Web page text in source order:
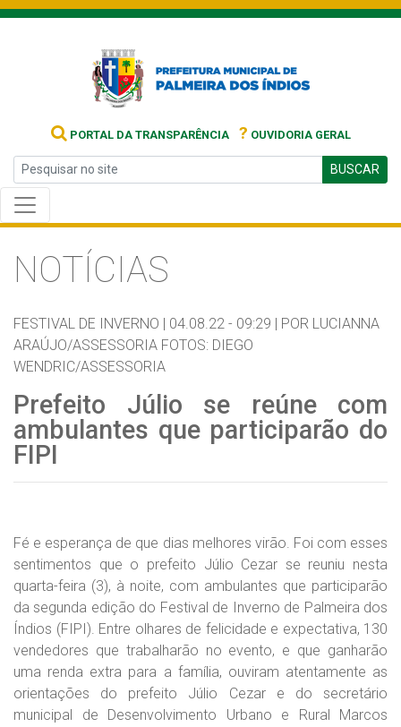
PORTAL DA TRANSPARÊNCIA ? OUVIDORIA GERAL
BUSCAR
NOTÍCIAS
FESTIVAL DE INVERNO | 04.08.22 - 09:29 | POR LUCIANNA
ARAÚJO/ASSESSORIA FOTOS: DIEGO
WENDRIC/ASSESSORIA
Prefeito Júlio se reúne com
ambulantes que participarão do
FIPI
Fé e esperança de que dias melhores virão. Foi com esses
sentimentos que o prefeito Júlio Cezar se reuniu nesta
quarta-feira (3), à noite, com ambulantes que participarão
da segunda edição do Festival de Inverno de Palmeira dos
Índios (FIPI). Entre olhares de felicidade e expectativa, 130
vendedores que trabalharão no evento, e que ganharão
uma renda extra para a família, ouviram atentamente as
orientações do prefeito Júlio Cezar e do secretário
municipal de Desenvolvimento Urbano e Rural Marcos